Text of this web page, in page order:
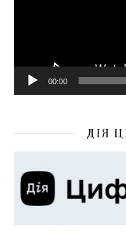
00:00
ДІЯ